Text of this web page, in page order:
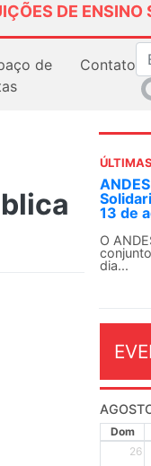
DE ENSINO
de
Contato
13 de
O
dia...
Dom
26